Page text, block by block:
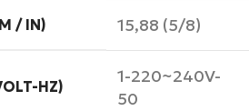
/ IN) 15,88 (5/8)
HZ)
1-220~240V-
50